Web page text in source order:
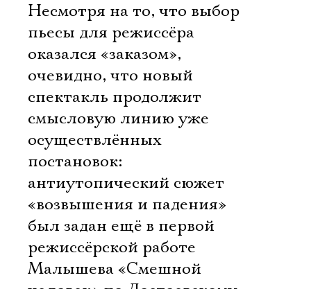
Несмотря на то, что выбор
пьесы для режиссёра
оказался «заказом»,
очевидно, что новый
спектакль продолжит
смысловую линию уже
осуществлённых
постановок:
антиутопический сюжет
«возвышения и падения»
был задан ещё в первой
режиссёрской работе
Малышева «Смешной